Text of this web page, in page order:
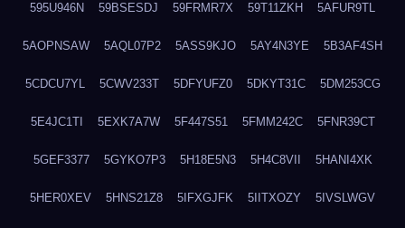
595U946N 59BSESDJ 59FRMR7X 59T11ZKH 5AFUR9TL
5AOPNSAW 5AQL07P2 5ASS9KJO 5AY4N3YE 5B3AF4SH
5CDCU7YL 5CWV233T 5DFYUFZ0 5DKYT31C 5DM253CG
5E4JC1TI 5EXK7A7W 5F447S51 5FMM242C 5FNR39CT
5GEF3377 5GYKO7P3 5H18E5N3 5H4C8VII 5HANI4XK
5HER0XEV 5HNS21Z8 5IFXGJFK 5IITXOZY 5IVSLWGV